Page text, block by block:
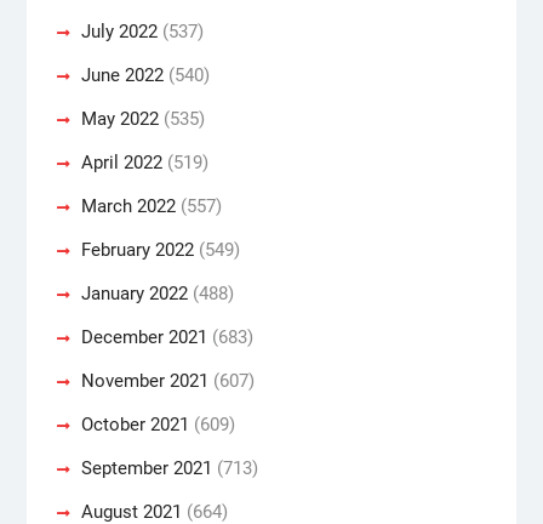
July 2022(537)
June 2022(540)
May 2022(535)
April 2022(519)
March 2022(557)
February 2022(549)
January 2022(488)
December 2021 (683)
November 2021 (607)
October 2021 (609)
September 2021 (713)
August 2021 (664)